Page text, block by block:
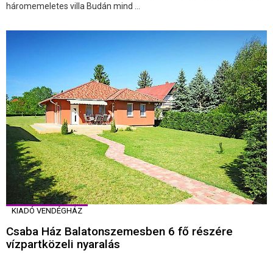
háromemeletes villa Budán mind ...
KIADÓ VENDÉGHÁZ
Csaba Ház Balatonszemesben 6 fő részére
vízpartközeli nyaralás